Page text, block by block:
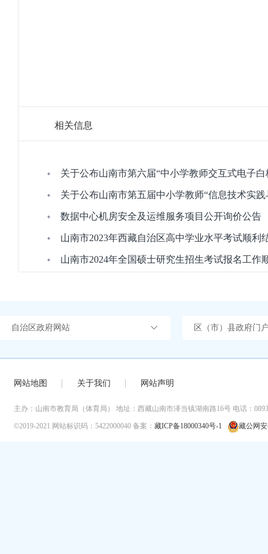
相关信息
关于公布山南市第六届“中小学教师交互式电子
关于公布山南市第五届中小学教师“信息技术实
数据中心机房安全及运维服务项目公开询价公告
山南市2023年西藏自治区高中学业水平考试顺利
山南市2024年全国硕士研究生招生考试报名工作
自治区政府网站 区（市）县政府门
网站地图 关于我们 网站声明
主办：山南市教育局（体育局） 地址：西藏山南市泽当镇湖南路16号 电话：
©2019-2021 网站标识码：5422000040 备案： 藏ICP备18000340号-1 藏公网安